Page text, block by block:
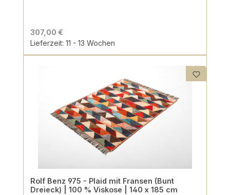
307,00 €
Lieferzeit: 11 - 13 Wochen
Rolf Benz 975 - Plaid mit Fransen (Bunt
Dreieck) | 100 % Viskose | 140 x 185 cm